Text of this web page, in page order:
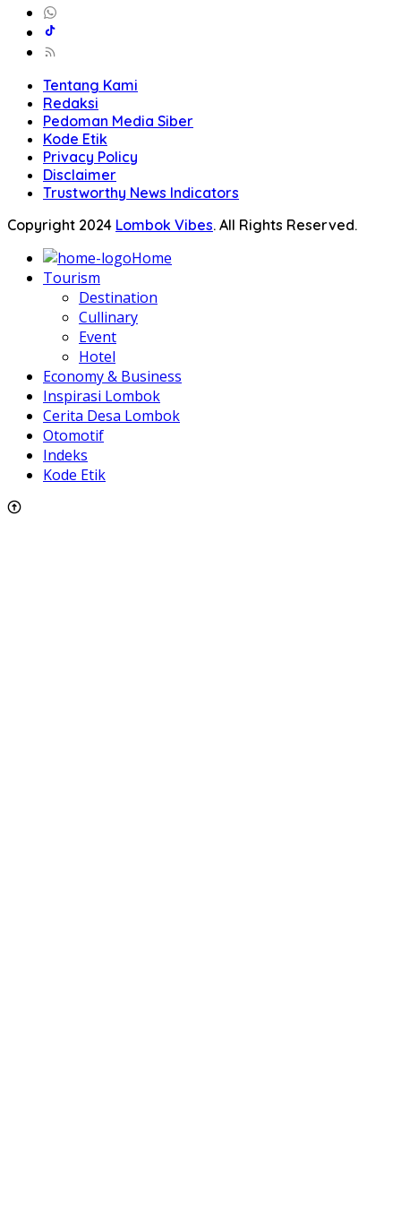
Tentang Kami
Redaksi
Pedoman Media Siber
Kode Etik
Privacy Policy
Disclaimer
Trustworthy News Indicators
Copyright 2024 Lombok Vibes. All Rights Reserved.
Home
Tourism
Destination
Cullinary
Event
Hotel
Economy & Business
Inspirasi Lombok
Cerita Desa Lombok
Otomotif
Indeks
Kode Etik